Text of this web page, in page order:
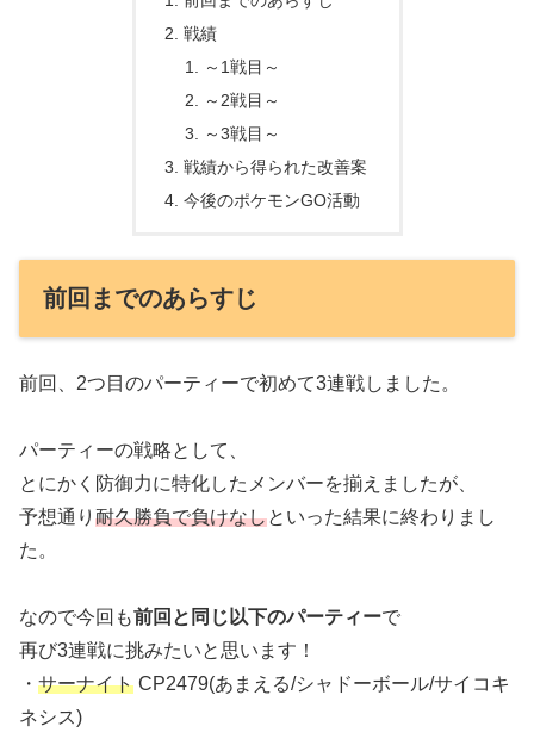
戦績
～1戦目～
～2戦目～
～3戦目～
戦績から得られた改善案
今後のポケモンGO活動
前回までのあらすじ
前回、2つ目のパーティーで初めて3連戦しました。
パーティーの戦略として、
とにかく防御力に特化したメンバーを揃えましたが、
予想通り 耐久勝負で負けなしといった結果に終わりまし
た。
なので今回も前回と同じ以下のパーティーで
再び3連戦に挑みたいと思います！
・ サーナイト CP2479(あまえる/シャドーボール/サイコキ
ネシス)